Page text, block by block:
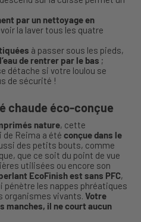
par un nettoyage en
la laver tous les quatre
à passer sous les pieds,
de rentrer par le bas ;
détache si votre loulou se
de sécurité !
chaude éco-conçue
nature, cette
de Reima a été conçue dans le
des petits bouts, comme
que ce soit du point de vue
utilisées ou encore son
EcoFinish est sans PFC,
les nappes phréatiques
organismes vivants. Votre
manches, il ne court aucun